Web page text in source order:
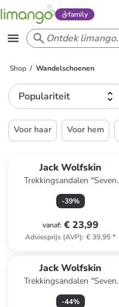
family
Shop Wandelschoenen
Populariteit
Voor haar Voor hem
Jack Wolfskin
Trekkingsandalen "Seven
Seas" turquoise/roze
-39%
vanaf: € 23,99
Adviesprijs (AVP): € 39,95*
Jack Wolfskin
Trekkingsandalen "Seven
Seas" donkerblauw
-44%